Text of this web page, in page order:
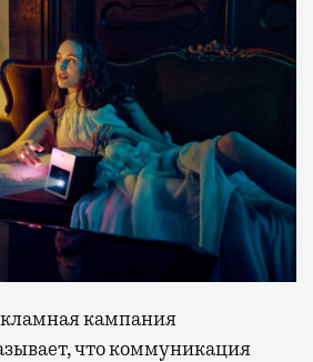
кампания
что коммуникация